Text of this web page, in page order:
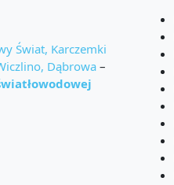
Świat, Karczemki
Dąbrowa–